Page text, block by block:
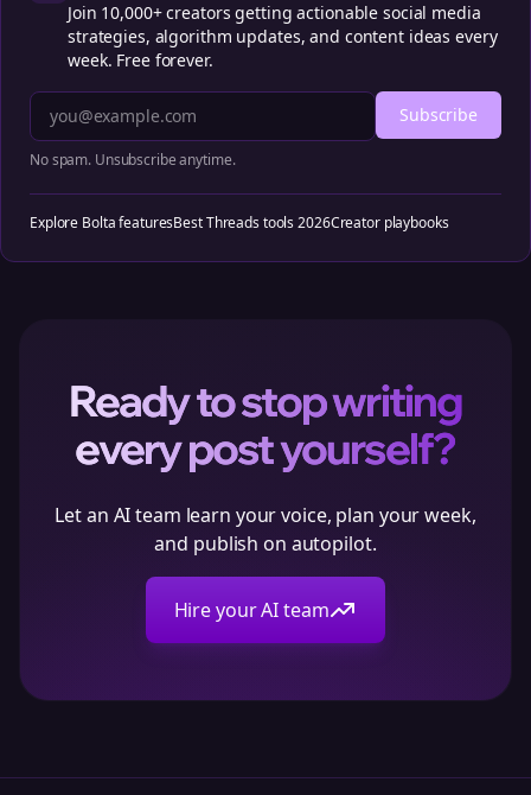
Join 10,000+ creators getting actionable social media
strategies, algorithm updates, and content ideas every
week. Free forever.
Subscribe
No spam. Unsubscribe anytime.
Explore Bolta featuresBest Threads tools 2026Creator playbooks
Ready to stop writing
every post yourself?
Let an AI team learn your voice, plan your week,
and publish on autopilot.
Hire your AI team